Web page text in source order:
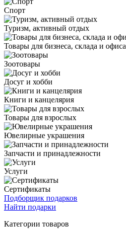
Спорт
Туризм, активный отдых
Товары для бизнеса, склада и офиса
Зоотовары
Досуг и хобби
Книги и канцелярия
Товары для взрослых
Ювелирные украшения
Запчасти и принадлежности
Услуги
Сертификаты
Подборщик подарков
Найти подарки
Категории товаров